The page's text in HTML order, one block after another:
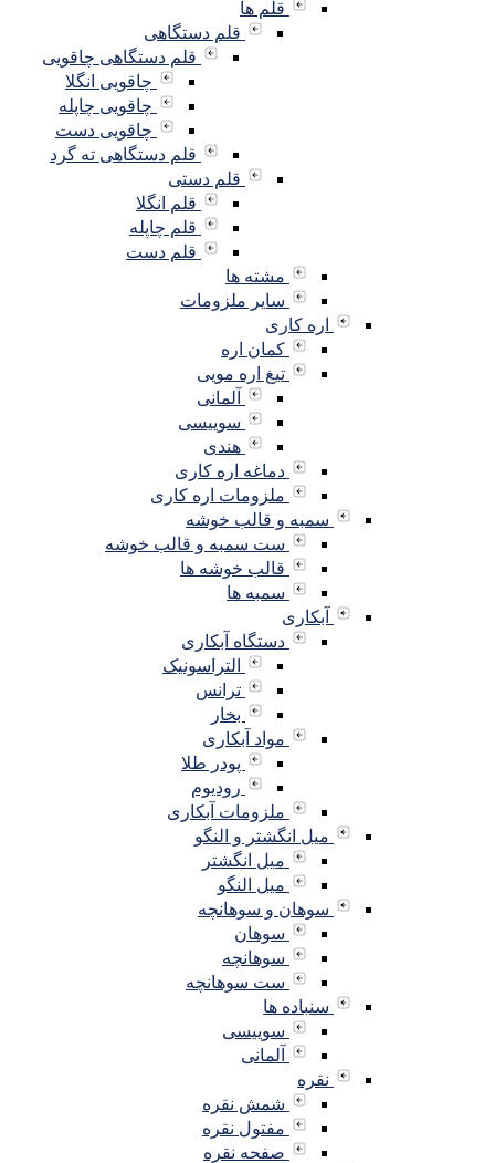
قلم ها
قلم دستگاهی
قلم دستگاهی چاقویی
چاقویی انگلا
چاقویی چاپله
چاقویی دست
قلم دستگاهی ته گرد
قلم دستی
قلم انگلا
قلم چاپله
قلم دست
مشته ها
سایر ملزومات
اره کاری
کمان اره
تیغ اره مویی
آلمانی
سوییسی
هندی
دماغه اره کاری
ملزومات اره کاری
سمبه و قالب خوشه
ست سمبه و قالب خوشه
قالب خوشه ها
سمبه ها
آبکاری
دستگاه آبکاری
التراسونیک
ترانس
بخار
مواد آبکاری
پودر طلا
رودیوم
ملزومات آبکاری
میل انگشتر و النگو
میل انگشتر
میل النگو
سوهان و سوهانچه
سوهان
سوهانچه
ست سوهانچه
سنباده ها
سوییسی
آلمانی
نقره
شمش نقره
مفتول نقره
صفحه نقره